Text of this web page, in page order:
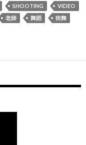
SHOOTING
VIDEO
老師 舞蹈
街舞